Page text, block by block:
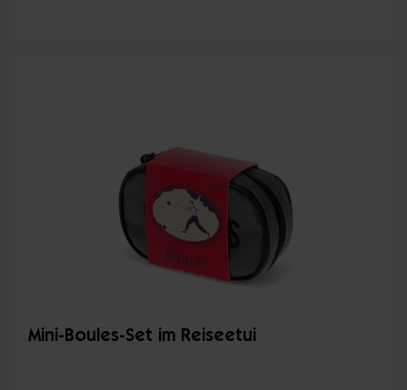
Mini-Boules-Set im Reiseetui